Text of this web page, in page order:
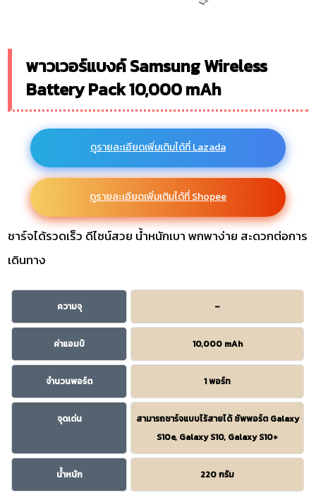
พาวเวอร์แบงค์ Samsung Wireless
Battery Pack 10,000 mAh
ดูรายละเอียดเพิ่มเติมได้ที่ Lazada
ดูรายละเอียดเพิ่มเติมได้ที่ Shopee
ชาร์จได้รวดเร็ว ดีไซน์สวย น้ำหนักเบา พกพาง่าย สะดวกต่อการ
เดินทาง
ความจุ –
ค่าแอมป์ 10,000 mAh
จำนวนพอร์ต 1 พอร์ท
จุดเด่น
สามารถชาร์จแบบไร้สายได้ ซัพพอร์ต Galaxy
S10e, Galaxy S10, Galaxy S10+
น้ำหนัก 220 กรัม